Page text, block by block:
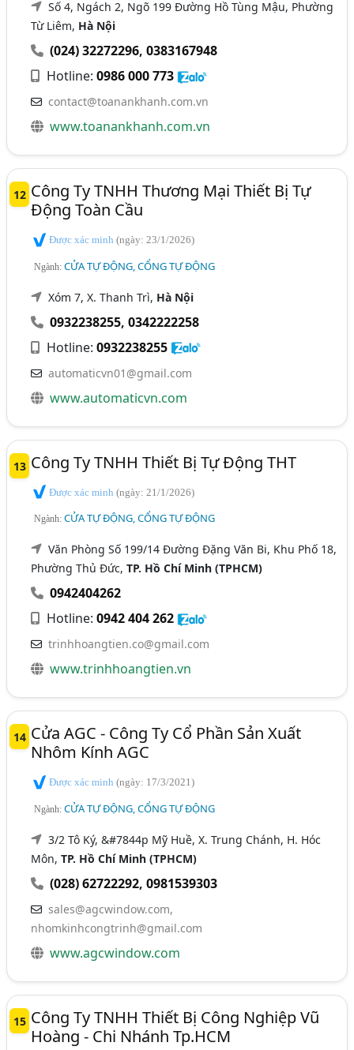
Số 4, Ngách 2, Ngõ 199 Đường Hồ Tùng Mậu, Phường
Từ Liêm, Hà Nội
(024) 32272296,0383167948
Hotline:0986 000 773
contact@toanankhanh.com.vn
www.toanankhanh.com.vn
12 Công Ty TNHH Thương Mại Thiết Bị Tự
Động Toàn Cầu
Được xác minh(ngày: 23/1/2026)
Ngành:CỬA TỰ ĐỘNG, CỔNG TỰ ĐỘNG
Xóm 7, X. Thanh Trì, Hà Nội
0932238255,0342222258
Hotline:0932238255
automaticvn01@gmail.com
www.automaticvn.com
13 Công Ty TNHH Thiết Bị Tự Động THT
Được xác minh(ngày: 21/1/2026)
Ngành:CỬA TỰ ĐỘNG, CỔNG TỰ ĐỘNG
Văn Phòng Số 199/14 Đường Đặng Văn Bi, Khu Phố 18,
Phường Thủ Đức,TP. Hồ Chí Minh (TPHCM)
0942404262
Hotline:0942 404 262
trinhhoangtien.co@gmail.com
www.trinhhoangtien.vn
14 Cửa AGC - Công Ty Cổ Phần Sản Xuất
Nhôm Kính AGC
Được xác minh(ngày: 17/3/2021)
Ngành:CỬA TỰ ĐỘNG, CỔNG TỰ ĐỘNG
3/2 Tô Ký, &#7844p Mỹ Huề, X. Trung Chánh, H. Hóc
Môn,TP. Hồ Chí Minh (TPHCM)
(028) 62722292,0981539303
sales@agcwindow.com,
nhomkinhcongtrinh@gmail.com
www.agcwindow.com
15 Công Ty TNHH Thiết Bị Công Nghiệp Vũ
Hoàng - Chi Nhánh Tp.HCM